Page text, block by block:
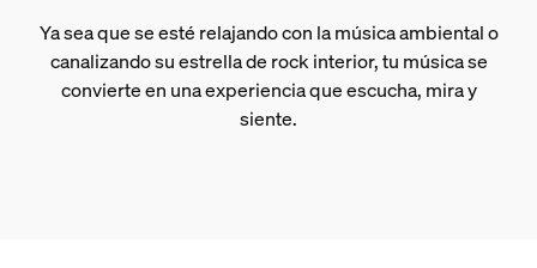
Ya sea que se esté relajando con la música ambiental o
canalizando su estrella de rock interior, tu música se
convierte en una experiencia que escucha, mira y
siente.